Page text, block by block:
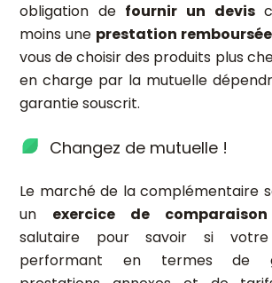
obligation de fournir un devis
moins une prestation remboursée
vous de choisir des produits plus
en charge par la mutuelle
garantie souscrit.
Changez de mutuelle !
Le marché de la complémentaire
un exercice de comparaison
salutaire pour savoir si
performant en termes de